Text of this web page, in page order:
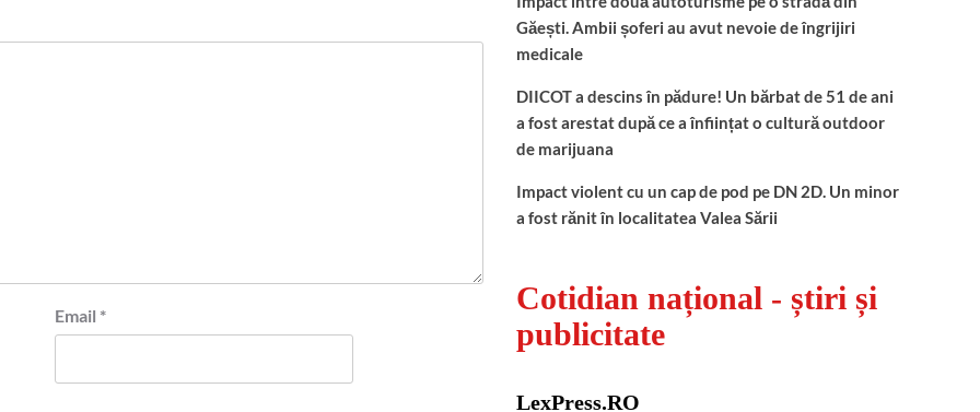
Email *
Găești. Ambii șoferi au avut nevoie de îngrijiri
medicale
DIICOT a descins în pădure! Un bărbat de 51 de ani
a fost arestat după ce a înființat o cultură outdoor
de marijuana
Impact violent cu un cap de pod pe DN 2D. Un minor
a fost rănit în localitatea Valea Sării
Cotidian național - știri și
publicitate
LexPress.RO